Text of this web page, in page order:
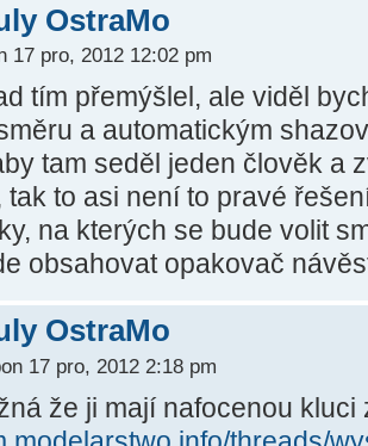
OstraMo
17 pro, 2012 12:02 pm
tím přemýšlel, ale viděl
a automatickým
tam seděl jeden člověk a
tak to asi není to pravé
na kterých se bude volit
obsahovat opakovač
OstraMo
17 pro, 2012 2:18 pm
že ji mají nafocenou kluci